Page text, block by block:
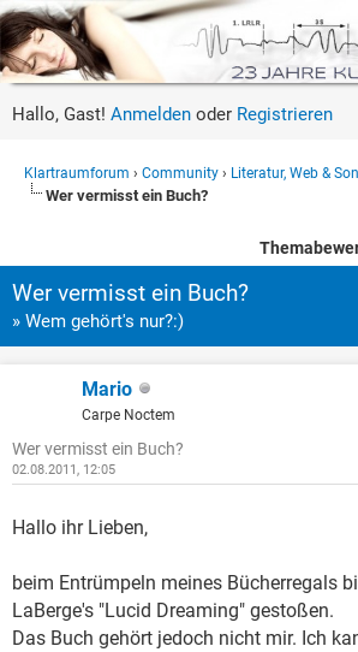
Hallo, Gast! Anmelden oder Registrieren
Klartraumforum › Community › Literatur, Web &
Wer vermisst ein Buch?
Wer vermisst ein Buch?
» Wem gehört's nur?:)
Mario
Carpe Noctem
Wer vermisst ein Buch?
02.08.2011, 12:05
Hallo ihr Lieben,
beim Entrümpeln meines Bücherregals
LaBerge's "Lucid Dreaming" gestoßen.
Das Buch gehört jedoch nicht mir. Ich